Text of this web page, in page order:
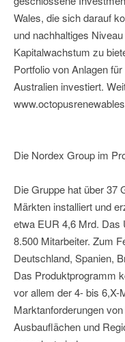
Wales, die sich darauf
und nachhaltiges
Kapitalwachstum zu
Portfolio von Anlagen
Australien investiert.
Die Nordex Group im
Die Gruppe hat über 37
Märkten installiert und
etwa EUR 4,6 Mrd. Das
8.500 Mitarbeiter. Zum
Deutschland, Spanien,
Das Produktprogramm
vor allem der 4- bis 6,X-
Marktanforderungen
Ausbauflächen und